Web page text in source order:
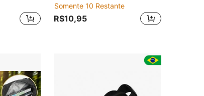
Somente 10 Restante
R$10,95